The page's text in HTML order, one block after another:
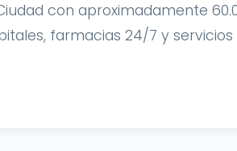
con aproximadamente
farmacias 24/7 y